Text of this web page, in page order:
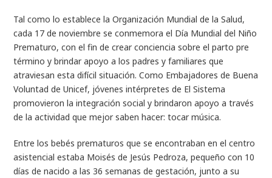
Tal como lo establece la Organización Mundial de la Salud,
cada 17 de noviembre se conmemora el Día Mundial del Niño
Prematuro, con el fin de crear conciencia sobre el parto pre
término y brindar apoyo a los padres y familiares que
atraviesan esta difícil situación. Como Embajadores de Buena
Voluntad de Unicef, jóvenes intérpretes de El Sistema
promovieron la integración social y brindaron apoyo a través
de la actividad que mejor saben hacer: tocar música.
Entre los bebés prematuros que se encontraban en el centro
asistencial estaba Moisés de Jesús Pedroza, pequeño con 10
días de nacido a las 36 semanas de gestación, junto a su